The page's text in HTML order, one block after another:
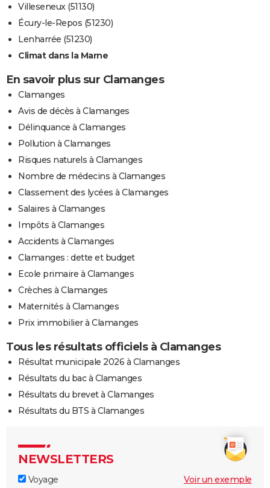
Villeseneux (51130)
Écury-le-Repos (51230)
Lenharrée (51230)
Climat dans la Marne
En savoir plus sur Clamanges
Clamanges
Avis de décès à Clamanges
Délinquance à Clamanges
Pollution à Clamanges
Risques naturels à Clamanges
Nombre de médecins à Clamanges
Classement des lycées à Clamanges
Salaires à Clamanges
Impôts à Clamanges
Accidents à Clamanges
Clamanges : dette et budget
Ecole primaire à Clamanges
Crèches à Clamanges
Maternités à Clamanges
Prix immobilier à Clamanges
Tous les résultats officiels à Clamanges
Résultat municipale 2026 à Clamanges
Résultats du bac à Clamanges
Résultats du brevet à Clamanges
Résultats du BTS à Clamanges
NEWSLETTERS
Voyage
Voir un exemple